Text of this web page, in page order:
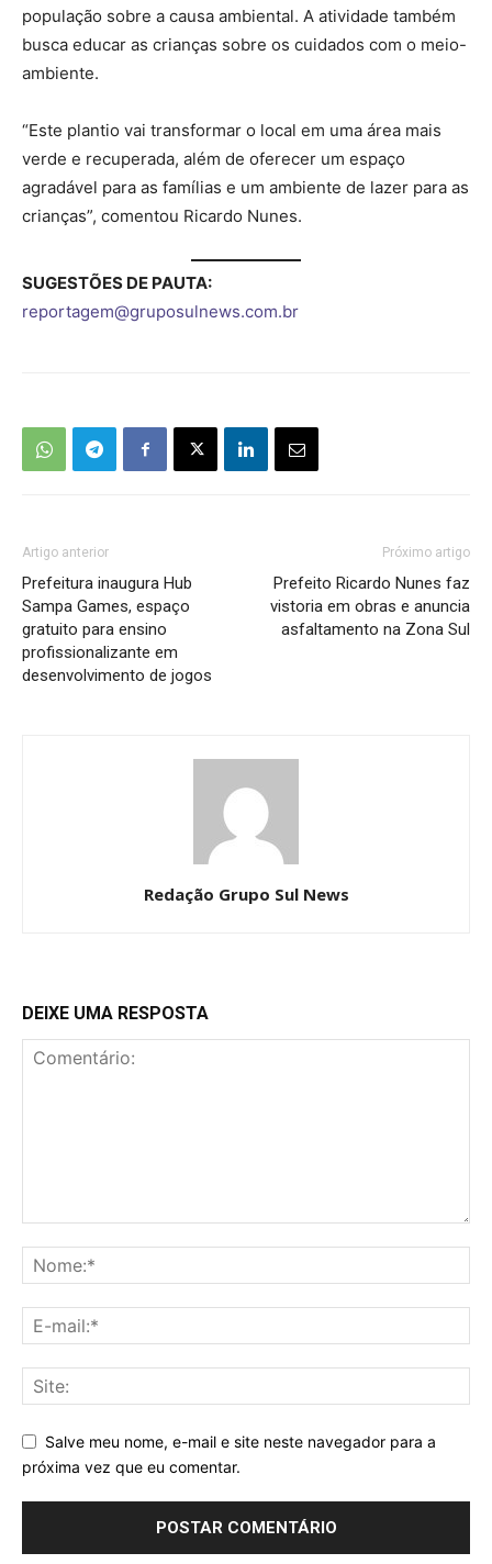
população sobre a causa ambiental. A atividade também
busca educar as crianças sobre os cuidados com o meio-
ambiente.
“Este plantio vai transformar o local em uma área mais
verde e recuperada, além de oferecer um espaço
agradável para as famílias e um ambiente de lazer para as
crianças”, comentou Ricardo Nunes.
SUGESTÕES DE PAUTA:
reportagem@gruposulnews.com.br
Artigo anterior
Prefeitura inaugura Hub
Sampa Games, espaço
gratuito para ensino
profissionalizante em
desenvolvimento de jogos
Próximo artigo
Prefeito Ricardo Nunes faz
vistoria em obras e anuncia
asfaltamento na Zona Sul
Redação Grupo Sul News
DEIXE UMA RESPOSTA
Salve meu nome, e-mail e site neste navegador para a
próxima vez que eu comentar.